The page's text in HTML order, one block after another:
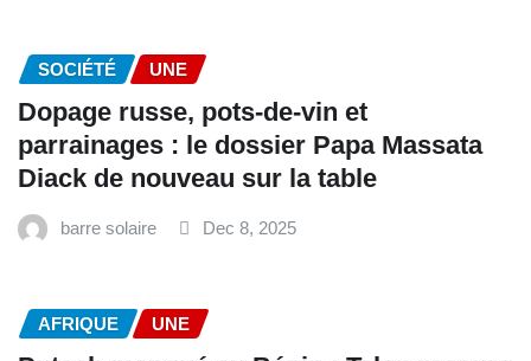
SOCIÉTÉ UNE
Dopage russe, pots-de-vin et
parrainages : le dossier Papa Massata
Diack de nouveau sur la table
barre solaire Dec 8, 2025
AFRIQUE UNE